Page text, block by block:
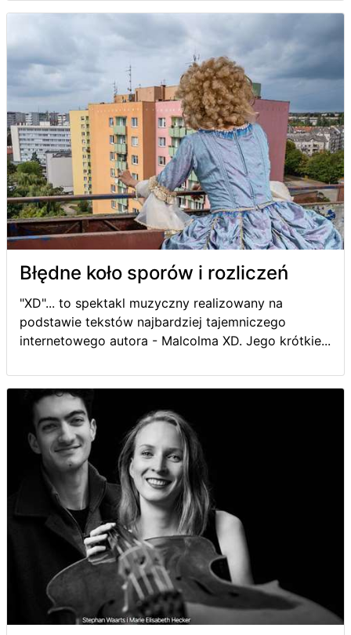
Błędne koło sporów i rozliczeń
"XD"... to spektakl muzyczny realizowany na
podstawie tekstów najbardziej tajemniczego
internetowego autora - Malcolma XD. Jego krótkie...